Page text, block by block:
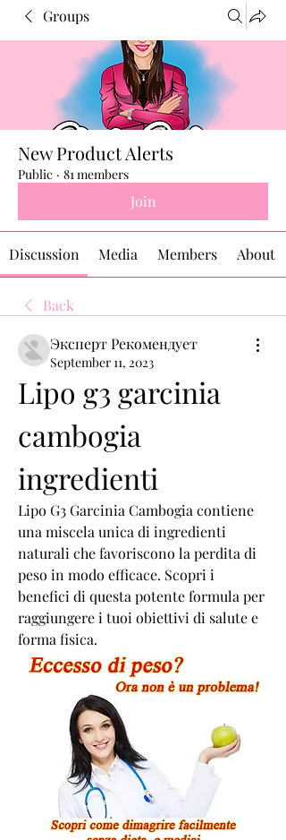
Groups
New Product Alerts
Public · 81 members
Join
Discussion Media Members About
Back
Эксперт Рекомендует
September 11, 2023
Lipo g3 garcinia
cambogia
ingredienti
Lipo G3 Garcinia Cambogia contiene
una miscela unica di ingredienti
naturali che favoriscono la perdita di
peso in modo efficace. Scopri i
benefici di questa potente formula per
raggiungere i tuoi obiettivi di salute e
forma fisica.